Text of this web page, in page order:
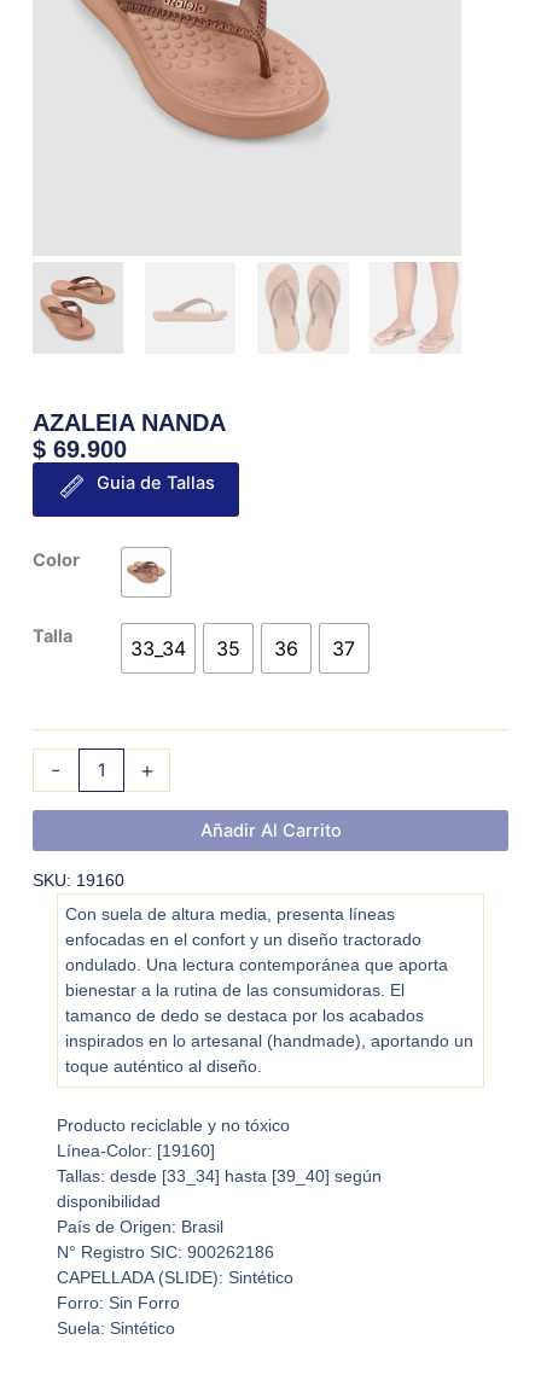
AZALEIA NANDA
$69.900
Guia de Tallas
Color
Talla 33_34 35 36 37
-
AZALEIA
+
Añadir Al Carrito
SKU: 19160
Con suela de altura media, presenta líneas
enfocadas en el confort y un diseño tractorado
ondulado. Una lectura contemporánea que aporta
bienestar a la rutina de las consumidoras. El
tamanco de dedo se destaca por los acabados
inspirados en lo artesanal (handmade), aportando un
toque auténtico al diseño.
Producto reciclable y no tóxico
Línea-Color: [19160]
Tallas: desde [33_34] hasta [39_40] según
disponibilidad
País de Origen: Brasil
N° Registro SIC: 900262186
CAPELLADA (SLIDE): Sintético
Forro: Sin Forro
Suela: Sintético